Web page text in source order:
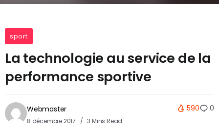
sport
La technologie au service de la
performance sportive
Webmaster
8 décembre 2017 3 Mins Read
590 0